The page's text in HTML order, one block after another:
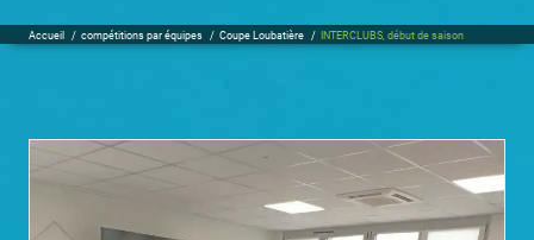
Accueil / compétitions par équipes / Coupe Loubatière / INTERCLUBS, début de saison